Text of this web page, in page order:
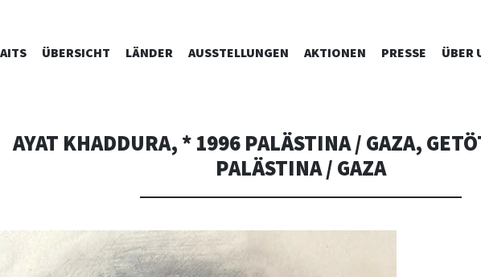
SKIP
ÜBERSICHT LÄNDER AUSSTELLUNGEN AKTIONEN PRESSE ÜBER
AYAT KHADDURA, * 1996 PALÄSTINA / GAZA,
PALÄSTINA / GAZA